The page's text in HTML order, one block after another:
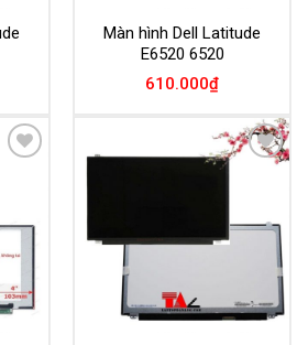
Màn hình Dell Latitude
E6520 6520
610.000₫